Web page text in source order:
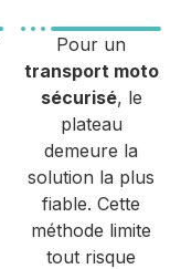
Pour un
transport moto
sécurisé, le
plateau
demeure la
solution la plus
fiable. Cette
méthode limite
tout risque